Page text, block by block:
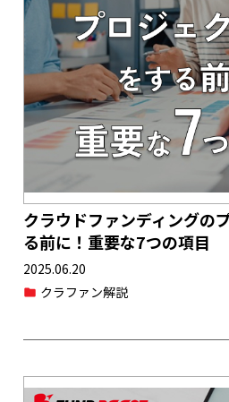
クラウドファンディングの
る前に！重要な7つの項目
2025.06.20
クラファン解説